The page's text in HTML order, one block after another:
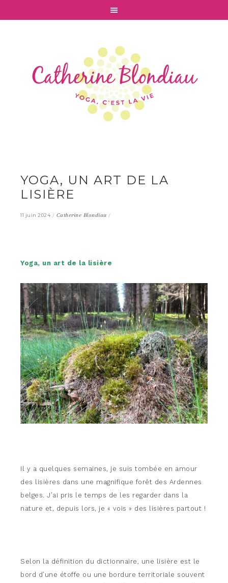
YOGA, UN ART DE LA
LISIÈRE
11 juin 2024 / Catherine Blondiau /
Yoga, un art de la lisière
Il y a quelques semaines, je suis tombée en amour
des lisières dans une magnifique forêt des Ardennes
belges. J’ai pris le temps de les regarder dans la
nature et, depuis lors, je « vois » des lisières partout !
Selon la définition du dictionnaire, une lisière est le
bord d’une étoffe ou une bordure territoriale souvent